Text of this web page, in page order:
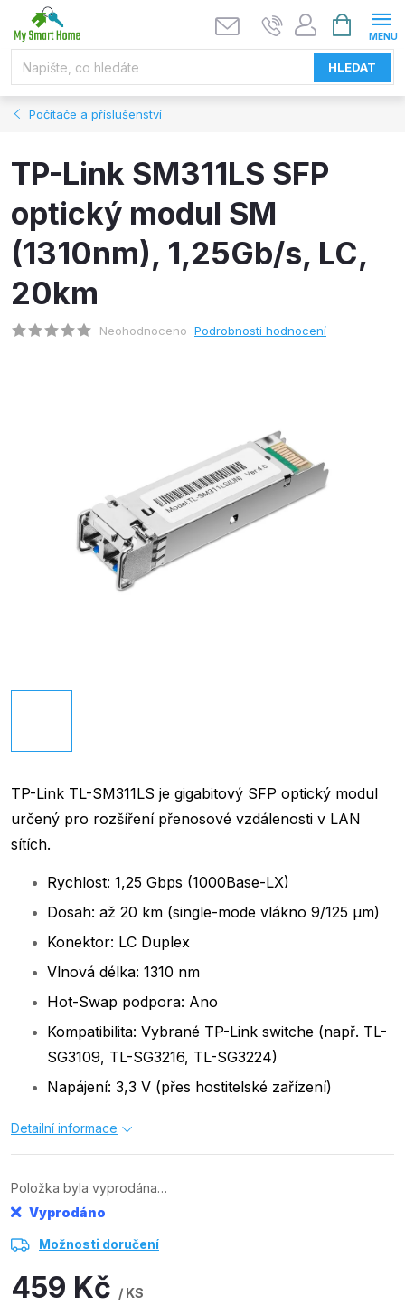
HLEDAT
NÁKUPNÍ
KOŠÍK
Počítače a příslušenství
TP-Link SM311LS SFP
optický modul SM
(1310nm), 1,25Gb/s, LC,
20km
Neohodnoceno Podrobnosti hodnocení
TP-Link TL-SM311LS je gigabitový SFP optický modul
určený pro rozšíření přenosové vzdálenosti v LAN
sítích.
Rychlost: 1,25 Gbps (1000Base-LX)
Dosah: až 20 km (single-mode vlákno 9/125 µm)
Konektor: LC Duplex
Vlnová délka: 1310 nm
Hot-Swap podpora: Ano
Kompatibilita: Vybrané TP-Link switche (např. TL-
SG3109, TL-SG3216, TL-SG3224)
Napájení: 3,3 V (přes hostitelské zařízení)
Detailní informace
Položka byla vyprodána…
Vyprodáno
Možnosti doručení
459 Kč / KS